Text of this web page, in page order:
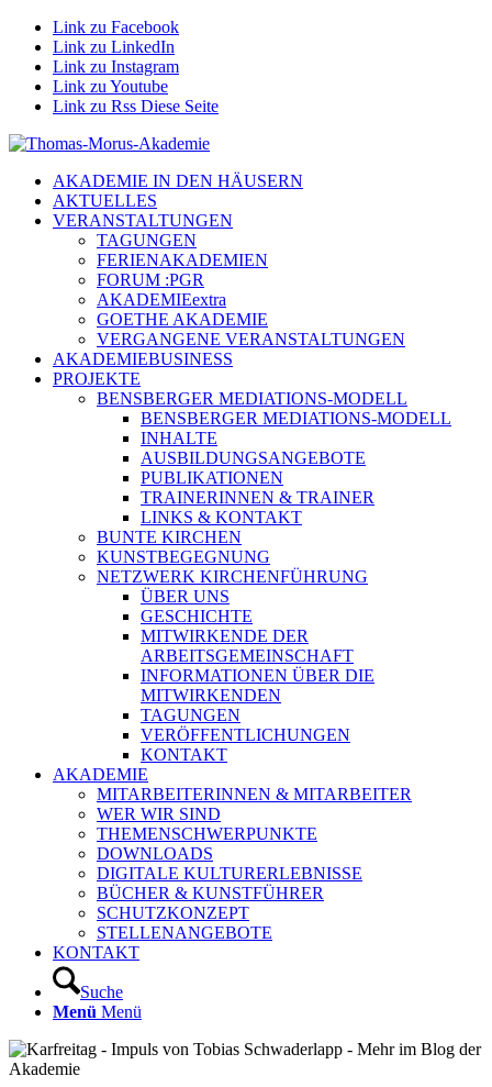
Link zu Facebook
Link zu LinkedIn
Link zu Instagram
Link zu Youtube
Link zu Rss Diese Seite
AKADEMIE IN DEN HÄUSERN
AKTUELLES
VERANSTALTUNGEN
TAGUNGEN
FERIENAKADEMIEN
FORUM :PGR
AKADEMIEextra
GOETHE AKADEMIE
VERGANGENE VERANSTALTUNGEN
AKADEMIEBUSINESS
PROJEKTE
BENSBERGER MEDIATIONS-MODELL
BENSBERGER MEDIATIONS-MODELL
INHALTE
AUSBILDUNGSANGEBOTE
PUBLIKATIONEN
TRAINERINNEN & TRAINER
LINKS & KONTAKT
BUNTE KIRCHEN
KUNSTBEGEGNUNG
NETZWERK KIRCHENFÜHRUNG
ÜBER UNS
GESCHICHTE
MITWIRKENDE DER
ARBEITSGEMEINSCHAFT
INFORMATIONEN ÜBER DIE
MITWIRKENDEN
TAGUNGEN
VERÖFFENTLICHUNGEN
KONTAKT
AKADEMIE
MITARBEITERINNEN & MITARBEITER
WER WIR SIND
THEMENSCHWERPUNKTE
DOWNLOADS
DIGITALE KULTURERLEBNISSE
BÜCHER & KUNSTFÜHRER
SCHUTZKONZEPT
STELLENANGEBOTE
KONTAKT
Suche
Menü Menü